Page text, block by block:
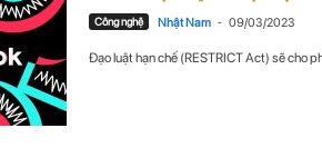
n
i
n
Công nghệ Nhật Nam - 09/03/2023
Đạo luật hạn chế (RESTRICT Act) sẽ cho